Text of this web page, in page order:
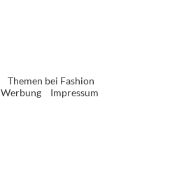
Themen bei Fashion
Werbung
Impressum